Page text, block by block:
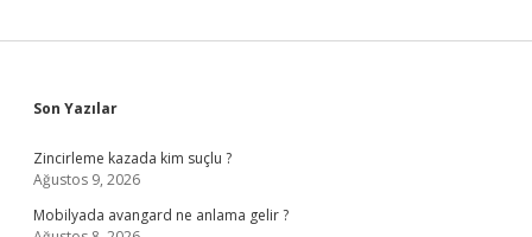
Sidebar
Son Yazılar
Zincirleme kazada kim suçlu ?
Ağustos 9, 2026
Mobilyada avangard ne anlama gelir ?